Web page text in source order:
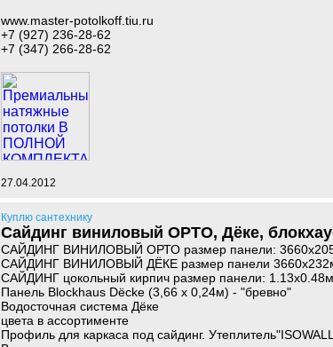
www.master-potolkoff.tiu.ru
+7 (927) 236-28-62
+7 (347) 266-28-62
27.04.2012
Куплю сантехнику
Сайдинг виниловый ОРТО, Дёке,
САЙДИНГ ВИНИЛОВЫЙ ОРТО размер панели:
САЙДИНГ ВИНИЛОВЫЙ ДЁКЕ размер панели
САЙДИНГ цокольный кирпич размер панели:
Панель Blockhaus Dёcke (3,66 х 0,24м) - "бревно"
Водосточная система Дёке
цвета в ассортименте
Профиль для каркаса под сайдинг.